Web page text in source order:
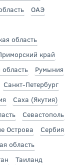
ОАЭ
область
край
область
Румыния
Санкт-Петербург
Саха (Якутия)
Севастополь
Острова
Сербия
область
Таиланд